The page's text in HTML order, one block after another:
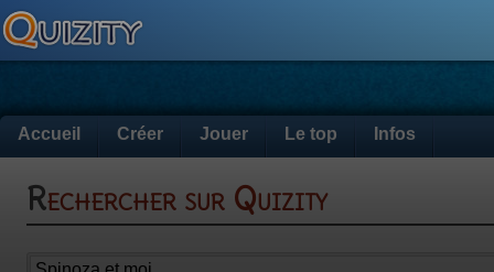
Accueil Créer Jouer Le top Infos
Rechercher sur Quizity